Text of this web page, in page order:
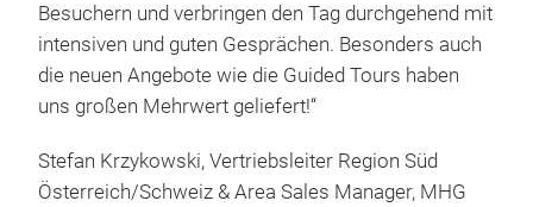
Besuchern und verbringen den Tag durchgehend mit
intensiven und guten Gesprächen. Besonders auch
die neuen Angebote wie die Guided Tours haben
uns großen Mehrwert geliefert!“
Stefan Krzykowski, Vertriebsleiter Region Süd
Österreich/Schweiz & Area Sales Manager, MHG